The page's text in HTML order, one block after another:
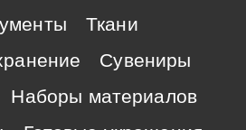
Ткани
Сувениры
Наборы материалов